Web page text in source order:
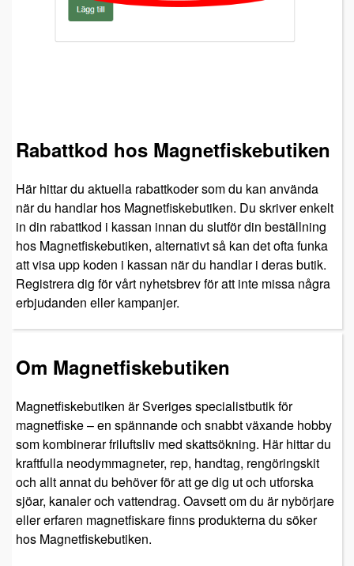
Rabattkod hos Magnetfiskebutiken
Här hittar du aktuella rabattkoder som du kan använda
när du handlar hos Magnetfiskebutiken. Du skriver enkelt
in din rabattkod i kassan innan du slutför din beställning
hos Magnetfiskebutiken, alternativt så kan det ofta funka
att visa upp koden i kassan när du handlar i deras butik.
Registrera dig för vårt nyhetsbrev för att inte missa några
erbjudanden eller kampanjer.
Om Magnetfiskebutiken
Magnetfiskebutiken är Sveriges specialistbutik för
magnetfiske – en spännande och snabbt växande hobby
som kombinerar friluftsliv med skattsökning. Här hittar du
kraftfulla neodymmagneter, rep, handtag, rengöringskit
och allt annat du behöver för att ge dig ut och utforska
sjöar, kanaler och vattendrag. Oavsett om du är nybörjare
eller erfaren magnetfiskare finns produkterna du söker
hos Magnetfiskebutiken.